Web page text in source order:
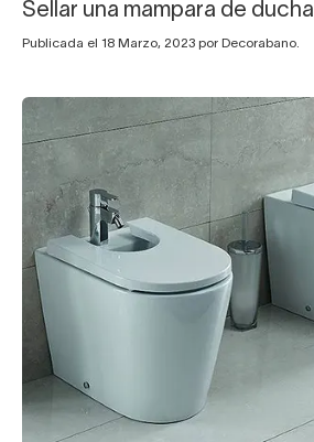
Sellar una mampara de ducha
Publicada el 18 Marzo, 2023 por Decorabano.